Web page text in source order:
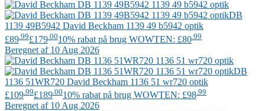
DB
1139 49B5942 David Beckham 1139 49 b5942 optik
£89 .99£179 .0010% rabat på brug WOWTEN: £80 .99
Beregnet af 10 Aug 2026
DB
1136 51WR720 David Beckham 1136 51 wr720 optik
£109 .99£189 .0010% rabat på brug WOWTEN: £98 .99
Beregnet af 10 Aug 2026